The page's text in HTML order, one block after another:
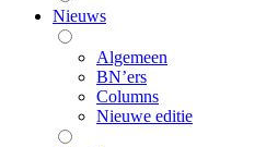
Nieuws
Algemeen
BN’ers
Columns
Nieuwe editie